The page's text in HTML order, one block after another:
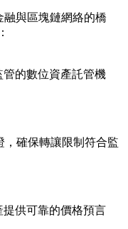
融與區塊鏈網絡的橋
的數位資產託管機
確保轉讓限制符合監
供可靠的價格預言